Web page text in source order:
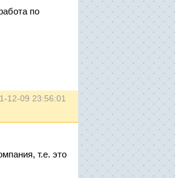
по
12-09 23:56:01
т.е. это